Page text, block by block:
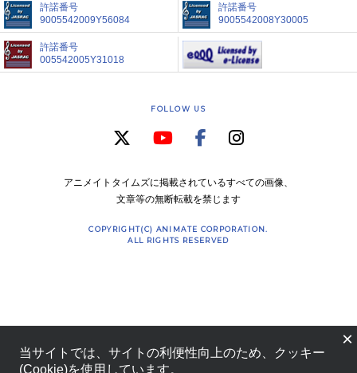
許諾番号
9005542009Y56084
許諾番号
9005542008Y30005
許諾番号
005542005Y31018
FOLLOW US
アニメイトタイムズに掲載されているすべての画像、
文章等の無断転載を禁じます
COPYRIGHT(C) ANIMATE CORPORATION.
ALL RIGHTS RESERVED
×
当サイトでは、サイトの利便性向上のため、クッキー
(Cookie)を使用しています。